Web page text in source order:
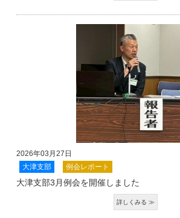
2026年03月27日
大津支部
例会レポート
大津支部3月例会を開催しました